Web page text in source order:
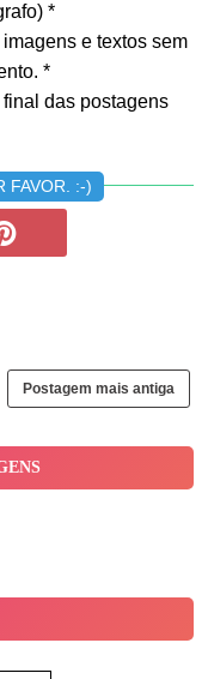
*
e textos sem
*
das postagens
FAVOR. :-)
Postagem mais antiga